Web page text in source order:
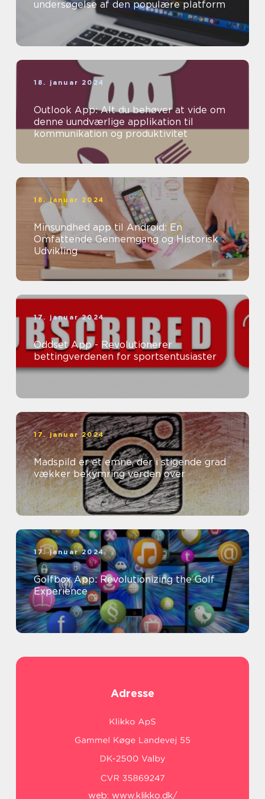
undersøgelse af den populære platform
18. januar 2024
Outlook App: Alt du behøver at vide om
denne uundværlige applikation til
kommunikation og produktivitet
18. januar 2024
Minsundhed app til Android: En
Omfattende Gennemgang og Historisk
Udvikling
17. januar 2024
Oddset App - Revolutionerer
bettingverdenen for sportsentusiaster
17. januar 2024
Madspild er et emne, der i stigende grad
vækker bekymring verden over
17. januar 2024
Golfbox App: Revolutionizing the Golf
Experience
Adresse
web: www.klikko.dk/